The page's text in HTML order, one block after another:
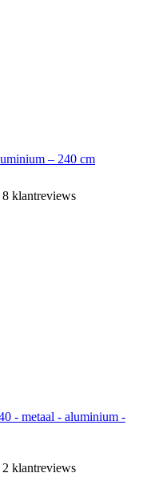
– 240 cm
8 klantreviews
- metaal - aluminium -
2 klantreviews